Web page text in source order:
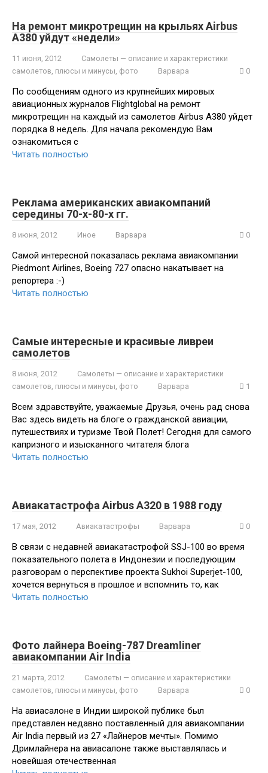
На ремонт микротрещин на крыльях Airbus
A380 уйдут «недели»
11 июня, 2012
Самолеты — описание и характеристики
самолетов, плюсы и минусы, фото
Варвара 0
По сообщениям одного из крупнейших мировых
авиационных журналов Flightglobal на ремонт
микротрещин на каждый из самолетов Airbus A380 уйдет
порядка 8 недель. Для начала рекомендую Вам
ознакомиться с
Читать полностью
Реклама американских авиакомпаний
середины 70-х-80-х гг.
8 июня, 2012 Иное Варвара 0
Самой интересной показалась реклама авиакомпании
Piedmont Airlines, Boeing 727 опасно накатывает на
репортера :-)
Читать полностью
Самые интересные и красивые ливреи
самолетов
8 июня, 2012
Самолеты — описание и характеристики
самолетов, плюсы и минусы, фото
Варвара 1
Всем здравствуйте, уважаемые Друзья, очень рад снова
Вас здесь видеть на блоге о гражданской авиации,
путешествиях и туризме Твой Полет! Сегодня для самого
капризного и изысканного читателя блога
Читать полностью
Авиакатастрофа Airbus A320 в 1988 году
17 мая, 2012 Авиакатастрофы Варвара 0
В связи с недавней авиакатастрофой SSJ-100 во время
показательного полета в Индонезии и последующим
разговорам о перспективе проекта Sukhoi Superjet-100,
хочется вернуться в прошлое и вспомнить то, как
Читать полностью
Фото лайнера Boeing-787 Dreamliner
авиакомпании Air India
21 марта, 2012
Самолеты — описание и характеристики
самолетов, плюсы и минусы, фото
Варвара 0
На авиасалоне в Индии широкой публике был
представлен недавно поставленный для авиакомпании
Air India первый из 27 «Лайнеров мечты». Помимо
Дримлайнера на авиасалоне также выставлялась и
новейшая отечественная